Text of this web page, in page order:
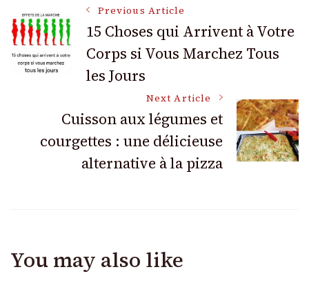
Post
Navigation
Previous Article
15 Choses qui Arrivent à Votre
Corps si Vous Marchez Tous
les Jours
Next Article
Cuisson aux légumes et
courgettes : une délicieuse
alternative à la pizza
You may also like